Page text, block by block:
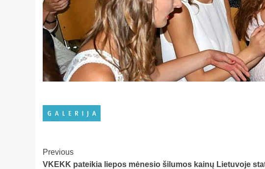
Post
Previous
VKEKK pateikia liepos mėnesio šilumos kainų Lietuvoje